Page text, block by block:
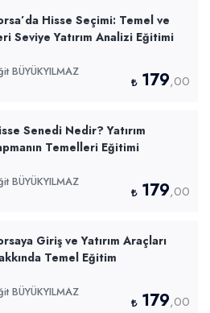
Hisse Seçimi: Temel ve
Seviye Yatırım Analizi Eğitimi
BÜYÜKYILMAZ 179,00
Senedi Nedir? Yatırım
Temelleri Eğitimi
BÜYÜKYILMAZ 179,00
Giriş ve Yatırım Araçları
Temel Eğitim
BÜYÜKYILMAZ 179,00